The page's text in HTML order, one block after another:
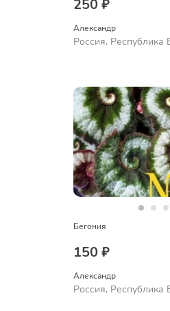
250 ₽
Александр
Россия, Республика
Бегония
150 ₽
Александр
Россия, Республика